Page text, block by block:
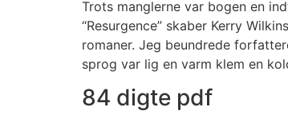
Trots manglerne var bogen en
“Resurgence” skaber Kerry
romaner. Jeg beundrede
sprog var lig en varm klem en
84 digte pdf